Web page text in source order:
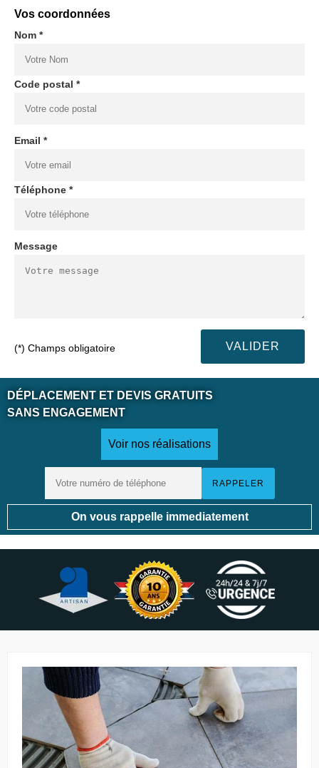
Vos coordonnées
Nom *
Code postal *
Email *
Téléphone *
Message
(*) Champs obligatoire
DÉPLACEMENT ET DEVIS GRATUITS
SANS ENGAGEMENT
Voir nos réalisations
On vous rappelle immediatement